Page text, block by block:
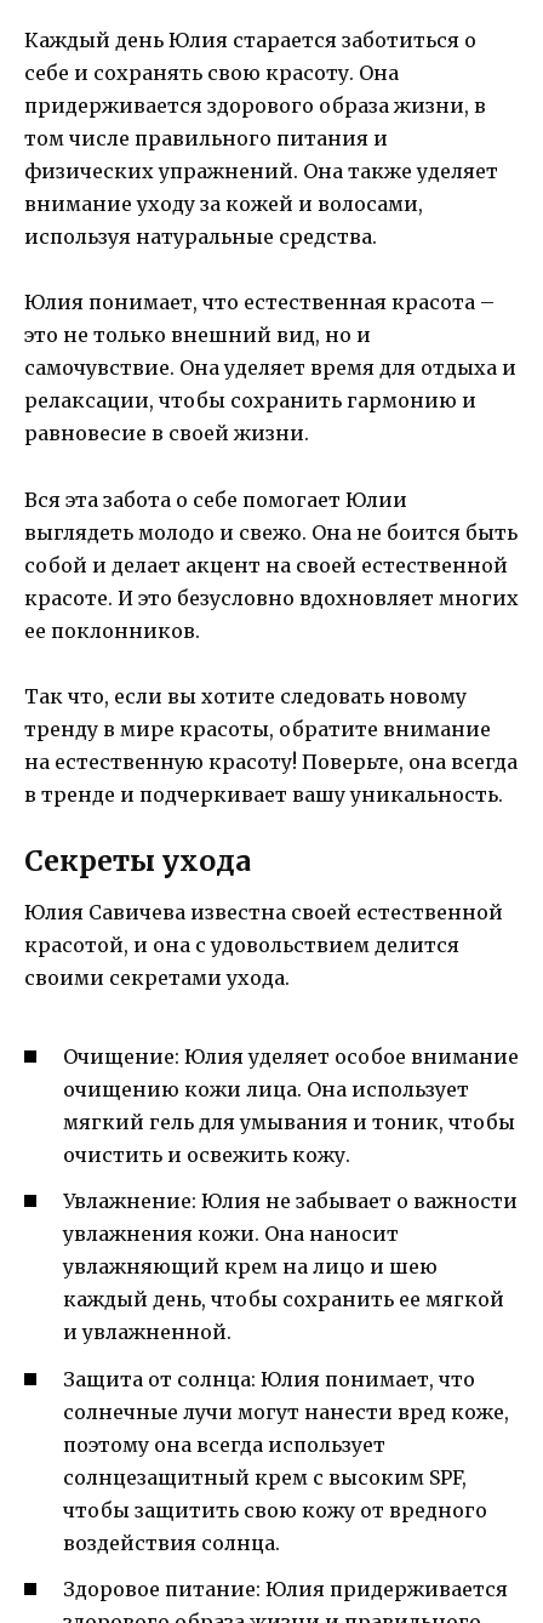
Каждый день Юлия старается заботиться о
себе и сохранять свою красоту. Она
придерживается здорового образа жизни, в
том числе правильного питания и
физических упражнений. Она также уделяет
внимание уходу за кожей и волосами,
используя натуральные средства.
Юлия понимает, что естественная красота –
это не только внешний вид, но и
самочувствие. Она уделяет время для отдыха и
релаксации, чтобы сохранить гармонию и
равновесие в своей жизни.
Вся эта забота о себе помогает Юлии
выглядеть молодо и свежо. Она не боится быть
собой и делает акцент на своей естественной
красоте. И это безусловно вдохновляет многих
ее поклонников.
Так что, если вы хотите следовать новому
тренду в мире красоты, обратите внимание
на естественную красоту! Поверьте, она всегда
в тренде и подчеркивает вашу уникальность.
Секреты ухода
Юлия Савичева известна своей естественной
красотой, и она с удовольствием делится
своими секретами ухода.
Очищение: Юлия уделяет особое внимание
очищению кожи лица. Она использует
мягкий гель для умывания и тоник, чтобы
очистить и освежить кожу.
Увлажнение: Юлия не забывает о важности
увлажнения кожи. Она наносит
увлажняющий крем на лицо и шею
каждый день, чтобы сохранить ее мягкой
и увлажненной.
Защита от солнца: Юлия понимает, что
солнечные лучи могут нанести вред коже,
поэтому она всегда использует
солнцезащитный крем с высоким SPF,
чтобы защитить свою кожу от вредного
воздействия солнца.
Здоровое питание: Юлия придерживается